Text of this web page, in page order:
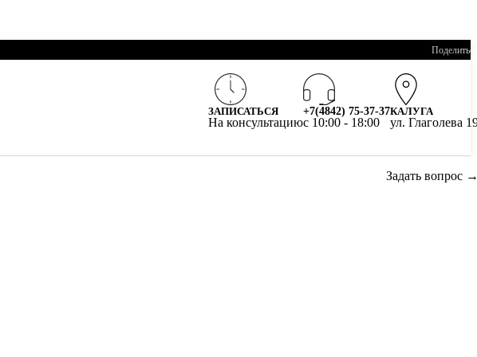
ЗАПИСАТЬСЯ
На консультацию
+7(4842) 75-37-37
c 10:00 - 18:00
КАЛУГА
ул. Глаголева
Задать вопрос